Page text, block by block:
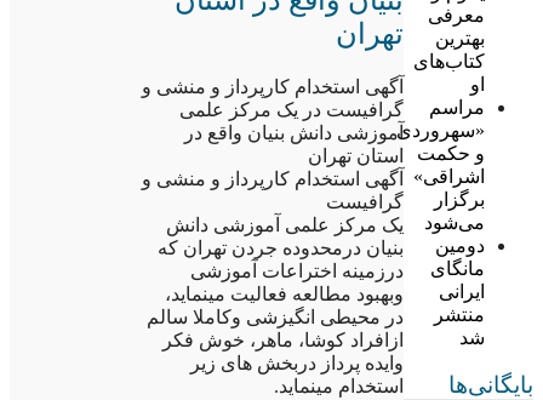
معرفی
بهترین
کتاب‌های
او
مراسم
«سهروردی
و حکمت
اشراقی»
برگزار
می‌شود
دومین
مانگای
ایرانی
منتشر
شد
بایگانی‌ها
تهران
آگهی استخدام کارپرداز و منشی و
گرافیست در یک مرکز علمی
آموزشی دانش بنیان واقع در
استان تهران
آگهی استخدام کارپرداز و منشی و
گرافیست
یک مرکز علمی آموزشی دانش
بنیان درمحدوده جردن تهران که
درزمینه اختراعات آموزشی
وبهبود مطالعه فعالیت مینماید،
در محیطی انگیزشی وکاملا سالم
ازافراد کوشا، ماهر، خوش فکر
وایده پرداز دربخش های زیر
استخدام مینماید.